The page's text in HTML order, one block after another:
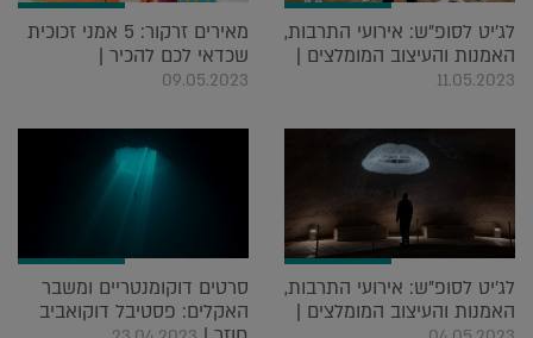
לג'יט לסופ"ש: אירועי התרבות,
האמנות והעיצוב המומלצים |
11.05.2023
מאירים זרקור: 5 אמני זכוכית
שכדאי לכם להכיר |
09.05.2023
לג'יט לסופ"ש: אירועי התרבות,
האמנות והעיצוב המומלצים |
סרטים דוקומנטריים ומשבר
האקלים: פסטיבל דוקואביב